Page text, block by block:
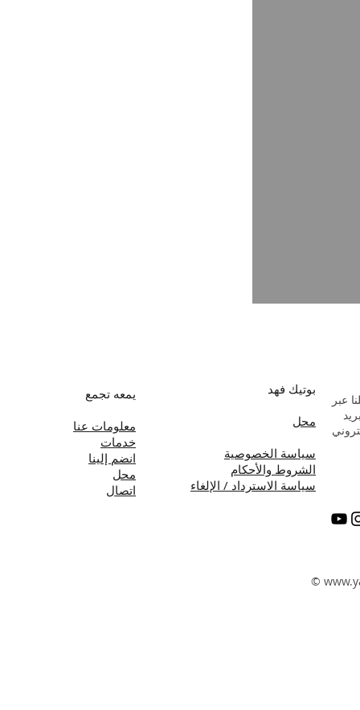
يمعه تجمع
معلومات عنا
خدمات
انضم إلينا
محل
اتصال
بوتيك فهد
محل
سياسة الخصوصية
الشروط والأحكام
سياسة الاسترداد / الإلغاء
عبر
©